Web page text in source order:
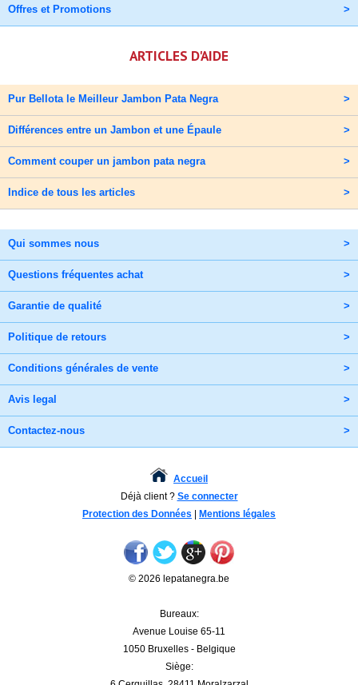
Offres et Promotions >
ARTICLES D'AIDE
Pur Bellota le Meilleur Jambon Pata Negra >
Différences entre un Jambon et une Épaule >
Comment couper un jambon pata negra >
Indice de tous les articles >
Qui sommes nous >
Questions fréquentes achat >
Garantie de qualité >
Politique de retours >
Conditions générales de vente >
Avis legal >
Contactez-nous >
Accueil
Déjà client ? Se connecter
Protection des Données
Mentions légales
© 2026 lepatanegra.be
Bureaux:
Avenue Louise 65-11
1050 Bruxelles - Belgique
Siège: